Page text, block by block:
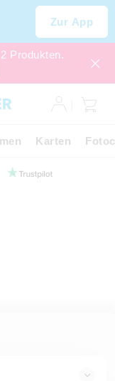
Zur App
Produkten.
Karten